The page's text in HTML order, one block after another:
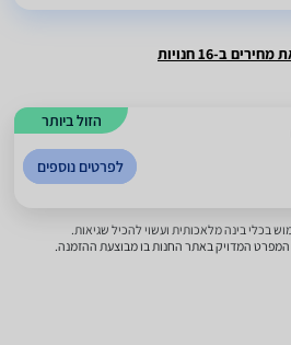
ב-16 חנויות
הזול ביותר
לפרטים נוספים
בכלי בינה מלאכותית ועשוי להכיל שגיאות.
המדויק באתר החנות בו מבוצעת ההזמנה.